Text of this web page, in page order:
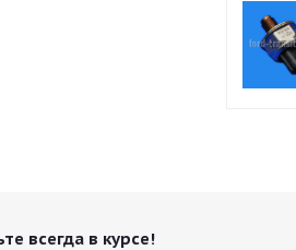
всегда в курсе!